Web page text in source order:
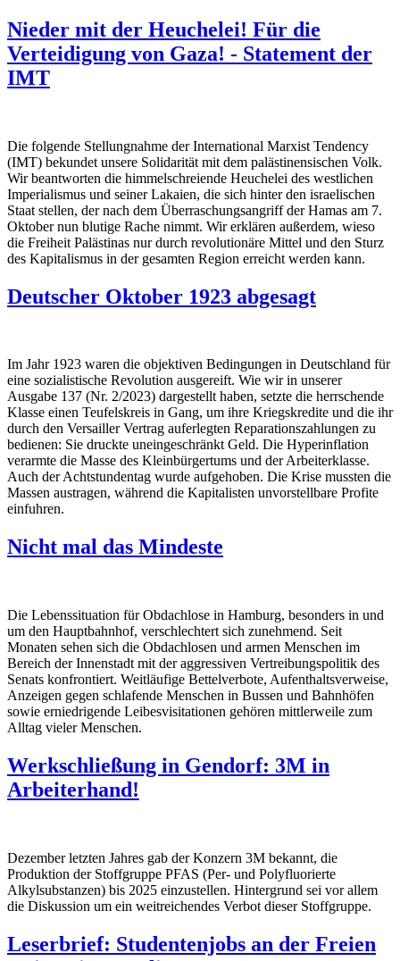
Nieder mit der Heuchelei! Für die
Verteidigung von Gaza! - Statement der
IMT
Die folgende Stellungnahme der International Marxist Tendency
(IMT) bekundet unsere Solidarität mit dem palästinensischen Volk.
Wir beantworten die himmelschreiende Heuchelei des westlichen
Imperialismus und seiner Lakaien, die sich hinter den israelischen
Staat stellen, der nach dem Überraschungsangriff der Hamas am 7.
Oktober nun blutige Rache nimmt. Wir erklären außerdem, wieso
die Freiheit Palästinas nur durch revolutionäre Mittel und den Sturz
des Kapitalismus in der gesamten Region erreicht werden kann.
Deutscher Oktober 1923 abgesagt
Im Jahr 1923 waren die objektiven Bedingungen in Deutschland für
eine sozialistische Revolution ausgereift. Wie wir in unserer
Ausgabe 137 (Nr. 2/2023) dargestellt haben, setzte die herrschende
Klasse einen Teufelskreis in Gang, um ihre Kriegskredite und die ihr
durch den Versailler Vertrag auferlegten Reparationszahlungen zu
bedienen: Sie druckte uneingeschränkt Geld. Die Hyperinflation
verarmte die Masse des Kleinbürgertums und der Arbeiterklasse.
Auch der Achtstundentag wurde aufgehoben. Die Krise mussten die
Massen austragen, während die Kapitalisten unvorstellbare Profite
einfuhren.
Nicht mal das Mindeste
Die Lebenssituation für Obdachlose in Hamburg, besonders in und
um den Hauptbahnhof, verschlechtert sich zunehmend. Seit
Monaten sehen sich die Obdachlosen und armen Menschen im
Bereich der Innenstadt mit der aggressiven Vertreibungspolitik des
Senats konfrontiert. Weitläufige Bettelverbote, Aufenthaltsverweise,
Anzeigen gegen schlafende Menschen in Bussen und Bahnhöfen
sowie erniedrigende Leibesvisitationen gehören mittlerweile zum
Alltag vieler Menschen.
Werkschließung in Gendorf: 3M in
Arbeiterhand!
Dezember letzten Jahres gab der Konzern 3M bekannt, die
Produktion der Stoffgruppe PFAS (Per- und Polyfluorierte
Alkylsubstanzen) bis 2025 einzustellen. Hintergrund sei vor allem
die Diskussion um ein weitreichendes Verbot dieser Stoffgruppe.
Leserbrief: Studentenjobs an der Freien